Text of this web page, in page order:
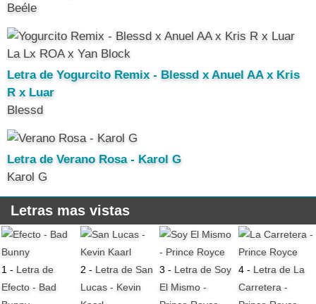
Beéle
Letra de Yogurcito Remix - Blessd x Anuel AA x Kris
R x Luar
Blessd
Letra de Verano Rosa - Karol G
Karol G
Letras mas vistas
1 - Letra de
Efecto - Bad
2 - Letra de San
Lucas - Kevin
3 - Letra de Soy
El Mismo -
4 - Letra de La
Carretera -